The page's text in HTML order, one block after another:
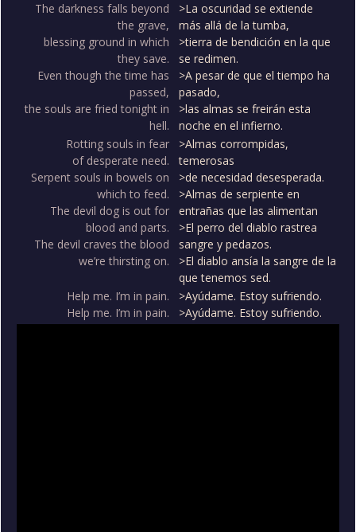
The darkness falls beyond
the grave,
blessing ground in which
they save.
Even though the time has
passed,
the souls are fried tonight in
hell.
>La oscuridad se extiende
más allá de la tumba,
>tierra de bendición en la que
se redimen.
>A pesar de que el tiempo ha
pasado,
>las almas se freirán esta
noche en el infierno.
Rotting souls in fear
of desperate need.
Serpent souls in bowels on
which to feed.
The devil dog is out for
blood and parts.
The devil craves the blood
we’re thirsting on.
>Almas corrompidas,
temerosas
>de necesidad desesperada.
>Almas de serpiente en
entrañas que las alimentan
>El perro del diablo rastrea
sangre y pedazos.
>El diablo ansía la sangre de la
que tenemos sed.
Help me. I’m in pain.
Help me. I’m in pain.
>Ayúdame. Estoy sufriendo.
>Ayúdame. Estoy sufriendo.